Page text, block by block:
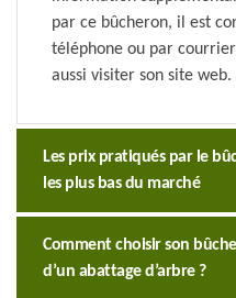
par ce bûcheron, il est
téléphone ou par
aussi visiter son site web.
Les prix pratiqués par le
les plus bas du marché
Comment choisir son
d’un abattage d’arbre ?